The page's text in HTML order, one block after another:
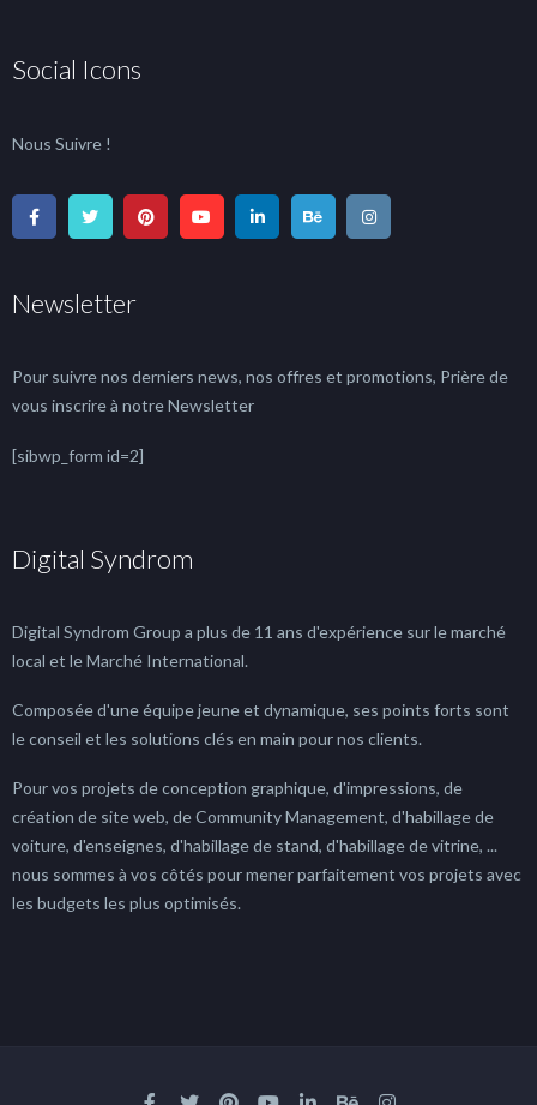
Social Icons
Nous Suivre !
Newsletter
Pour suivre nos derniers news, nos offres et promotions, Prière de
vous inscrire à notre Newsletter
[sibwp_form id=2]
Digital Syndrom
Digital Syndrom Group a plus de 11 ans d'expérience sur le marché
local et le Marché International.
Composée d'une équipe jeune et dynamique, ses points forts sont
le conseil et les solutions clés en main pour nos clients.
Pour vos projets de conception graphique, d'impressions, de
création de site web, de Community Management, d'habillage de
voiture, d'enseignes, d'habillage de stand, d'habillage de vitrine, ...
nous sommes à vos côtés pour mener parfaitement vos projets avec
les budgets les plus optimisés.